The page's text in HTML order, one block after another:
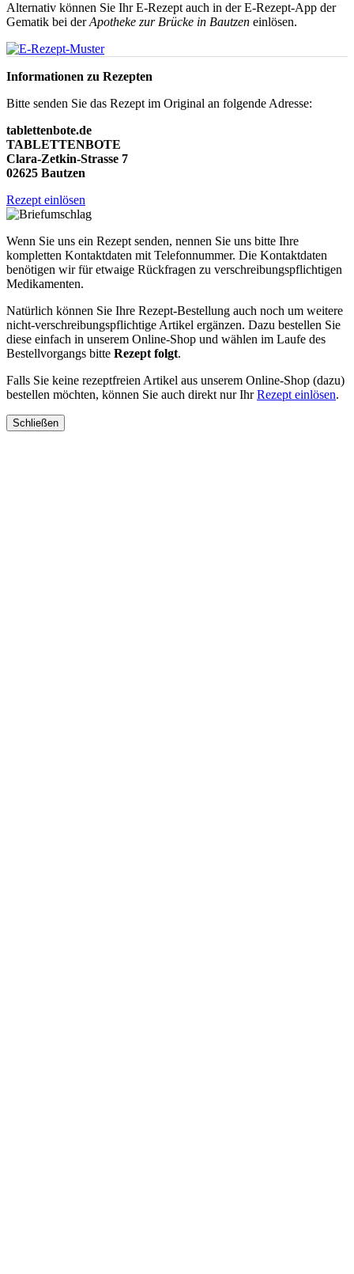
Alternativ können Sie Ihr E-Rezept auch in der E-Rezept-App der
Gematik bei derApotheke zur Brücke in Bautzen einlösen.
Informationen zu Rezepten
Bitte senden Sie das Rezept im Original an folgende Adresse:
tablettenbote.de
TABLETTENBOTE
Clara-Zetkin-Strasse 7
02625 Bautzen
Rezept einlösen
Wenn Sie uns ein Rezept senden, nennen Sie uns bitte Ihre
kompletten Kontaktdaten mit Telefonnummer. Die Kontaktdaten
benötigen wir für etwaige Rückfragen zu verschreibungspflichtigen
Medikamenten.
Natürlich können Sie Ihre Rezept-Bestellung auch noch um weitere
nicht-verschreibungspflichtige Artikel ergänzen. Dazu bestellen Sie
diese einfach in unserem Online-Shop und wählen im Laufe des
Bestellvorgangs bitte Rezept folgt.
Falls Sie keine rezeptfreien Artikel aus unserem Online-Shop (dazu)
bestellen möchten, können Sie auch direkt nur IhrRezept einlösen.
Schließen